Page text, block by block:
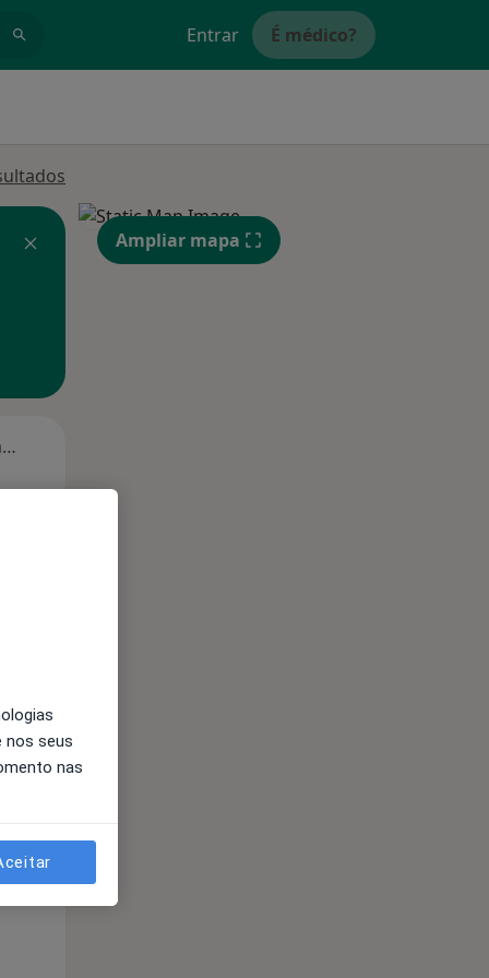
Entrar É médico?
Segunda-feira
Segunda-feira Ter,
11 Ago
Ampliar mapa
nos seus
nas